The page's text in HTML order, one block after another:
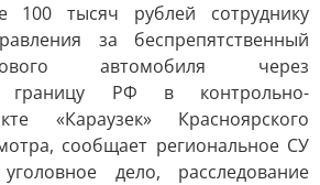
100 тысяч рублей сотруднику
за беспрепятственный
автомобиля через
границу РФ в контрольно-
«Караузек» Красноярского
сообщает региональное СУ
дело, расследование